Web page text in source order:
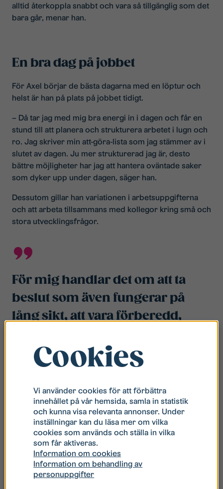
alltid återkoppla snabbt och vara så tillgänglig som det
bara går, menar han.
En bra dag på jobbet
För Axel börjar de bästa dagarna med en löptur och
helst är han på plats på jobbet tidigt.
– Då tar jag med mig bra energi in i dagen och får en
stund till att planera och strukturera arbetet i lugn och
ro. Jag skriver min att-göra-lista som jag stämmer av i
slutet av dagen. Ju mer strukturerad jag är, desto
bättre möjligheter har jag att hantera oväntade saker
som dyker upp under dagen, säger han.
Dessutom gillar han variationen i arbetsuppgifterna
och att arbeta tillsammans med kollegor kring små och
stora utvecklingsfrågor.
För mig handlar det om att ta
beslut som även fungerar på
lång sikt, att vara förberedd,
testa nya saker för att utvecklas
och förbättras.
Axel om vad Stångåstadens vision “Ett
steg före” betyder för honom.
Axel menar att man på Stångåstaden verkligen har
möjlighet att göra skillnad för hyresgästerna. Men
också för sig själv som anställd.
– För mig som är intresserad av så mycket i
Cookies
Vi använder cookies för att förbättra
innehållet på vår hemsida, samla in statistik
och kunna visa relevanta annonser. Under
inställningar kan du läsa mer om vilka
cookies som används och ställa in vilka
som får aktiveras.
Information om cookies
Information om behandling av
personuppgifter